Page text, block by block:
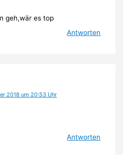
geh,wär es top
Antworten
2018 um 20:53 Uhr
Antworten